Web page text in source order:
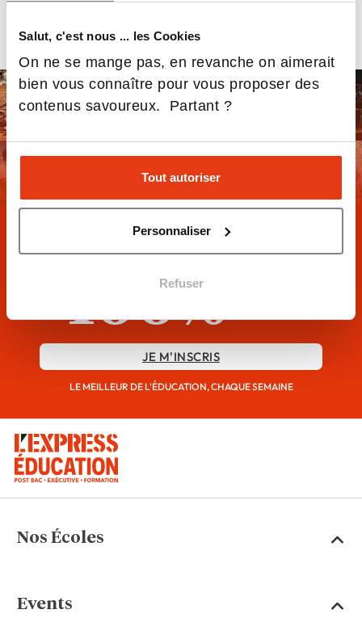
Salut, c'est nous ... les Cookies
On ne se mange pas, en revanche on aimerait
bien vous connaître pour vous proposer des
contenus savoureux. Partant ?
Tout autoriser
Personnaliser
Refuser
DÉCOUVREZ LA NEWSLETTER
100%
JE M'INSCRIS
LE MEILLEUR DE L'ÉDUCATION, CHAQUE SEMAINE
Nos Écoles
Events